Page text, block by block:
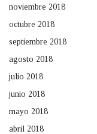
noviembre 2018
octubre 2018
septiembre 2018
agosto 2018
julio 2018
junio 2018
mayo 2018
abril 2018